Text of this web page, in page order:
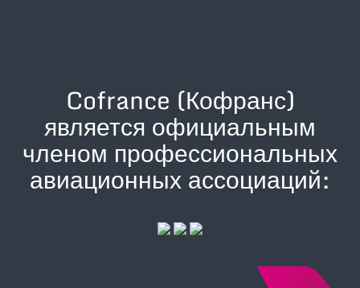
Cofrance (Кофранс)
является официальным
членом профессиональных
авиационных ассоциаций: